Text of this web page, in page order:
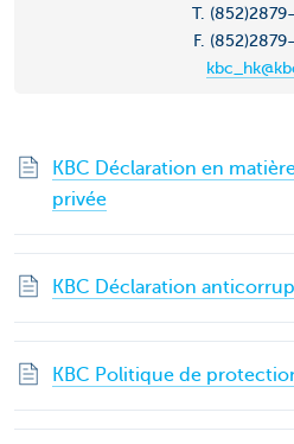
T.
F.
KBC Déclaration en
privée
KBC Déclaration
KBC Politique de